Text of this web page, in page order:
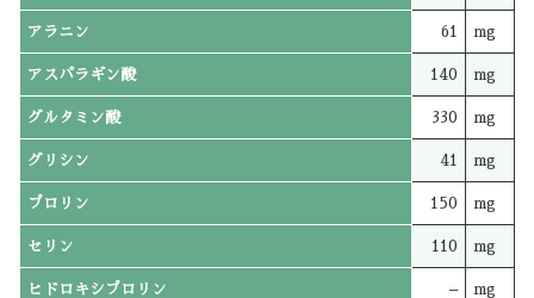
アラニン 61 mg
アスパラギン酸 140 mg
グルタミン酸 330 mg
グリシン 41 mg
プロリン 150 mg
セリン 110 mg
ヒドロキシプロリン – mg